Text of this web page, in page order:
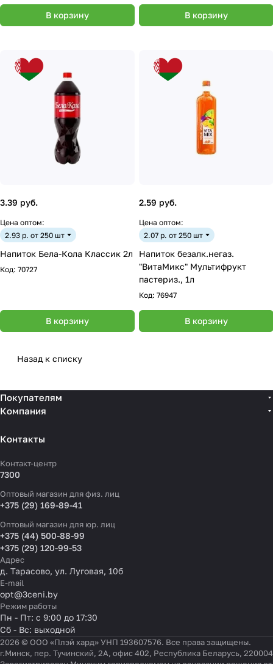
В корзину В корзину
3.39 руб.
Цена оптом:
2.93 р. от 250 шт
Напиток Бела-Кола Классик 2л
Код: 70727
В корзину
2.59 руб.
Цена оптом:
2.07 р. от 250 шт
Напиток безалк.негаз.
"ВитаМикс" Мультифрукт
пастериз., 1л
Код: 76947
В корзину
Назад к списку
Покупателям
Компания
Контакты
Контакт-центр
7300
Оптовый магазин для физ. лиц
+375 (29) 169-89-41
Оптовый магазин для юр. лиц
+375 (44) 500-88-99
+375 (29) 120-99-53
Адрес
д. Тарасово, ул. Луговая, 10б
E-mail
opt@3ceni.by
Режим работы
Пн - Пт: с 9:00 до 17:30
Сб - Вс: выходной
2026 © ООО «Плэй хард» УНП 193607576. Все права защищены.
г.Минск, пер. Тучинский, 2А, офис 402, Республика Беларусь, 220004